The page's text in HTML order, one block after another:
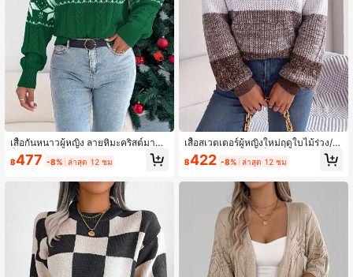
เสื้อกันหนาวผู้หญิง ลายหิมะคริสต์มาสบ
ล็อกสี แขนยาว คอกลม ฤดูใบไม้ร่วง/ฤดู
หนาวใหม่
฿477 -8% ล่าสุด 12 ชม
เสื้อสเวตเตอร์ผู้หญิงใหม่ฤดูใบไม้ร่วง/ฤ
ดูหนาว ลายทางสีบล็อกเปิดไหล่ แขนย
าว แบบสวมหัว สีน้ำตาลกาแฟ
฿422 -8% ล่าสุด 12 ชม